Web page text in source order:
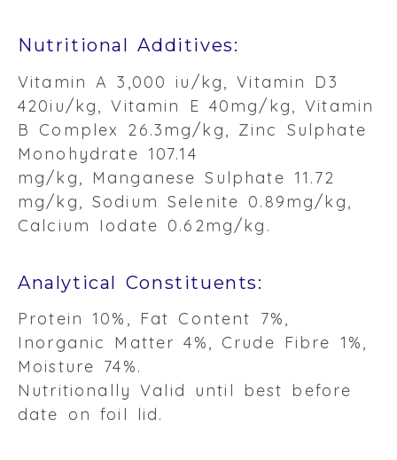
Nutritional Additives:
Vitamin A 3,000 iu/kg, Vitamin D3
420iu/kg, Vitamin E 40mg/kg, Vitamin
B Complex 26.3mg/kg, Zinc Sulphate
Monohydrate 107.14
mg/kg, Manganese Sulphate 11.72
mg/kg, Sodium Selenite 0.89mg/kg,
Calcium Iodate 0.62mg/kg.
Analytical Constituents:
Protein 10%, Fat Content 7%,
Inorganic Matter 4%, Crude Fibre 1%,
Moisture 74%.
Nutritionally Valid until best before
date on foil lid.